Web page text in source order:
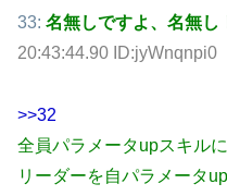
33: 名無しですよ、名無し
20:43:44.90 ID:jyWnqnpi0
>>32
全員パラメータupスキル
リーダーを自パラメータ